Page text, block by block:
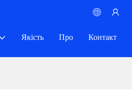
Якість Про Контакт